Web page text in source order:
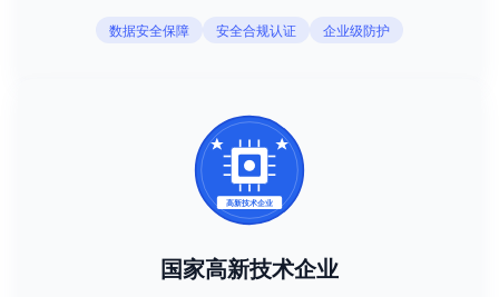
数据安全保障 安全合规认证 企业级防护
国家高新技术企业